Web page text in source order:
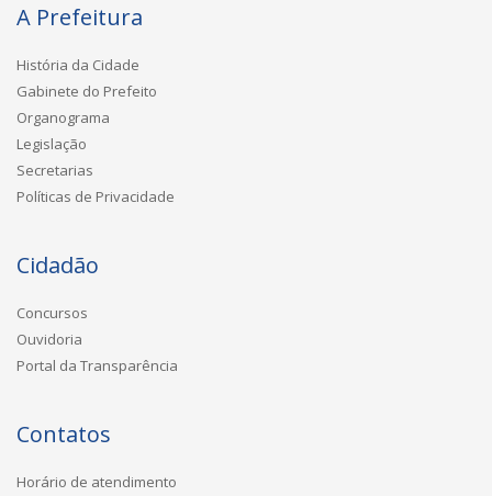
A Prefeitura
História da Cidade
Gabinete do Prefeito
Organograma
Legislação
Secretarias
Políticas de Privacidade
Cidadão
Concursos
Ouvidoria
Portal da Transparência
Contatos
Horário de atendimento